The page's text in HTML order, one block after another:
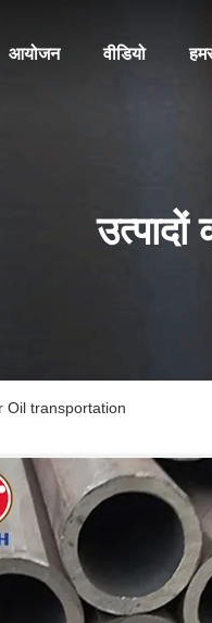
आयोजन वीडियो
उत्पादों
Oil transportation